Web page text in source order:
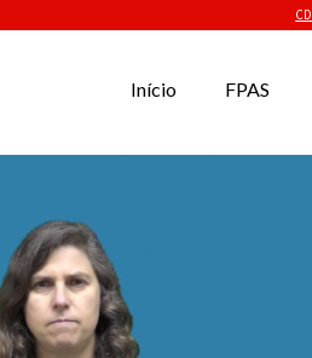
Início FPAS